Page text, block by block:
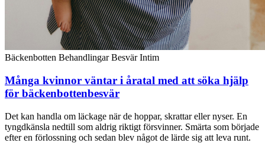
Bäckenbotten Behandlingar Besvär Intim
Många kvinnor väntar i åratal med att söka hjälp
för bäckenbottenbesvär
Det kan handla om läckage när de hoppar, skrattar eller nyser. En
tyngdkänsla nedtill som aldrig riktigt försvinner. Smärta som började
efter en förlossning och sedan blev något de lärde sig att leva runt.